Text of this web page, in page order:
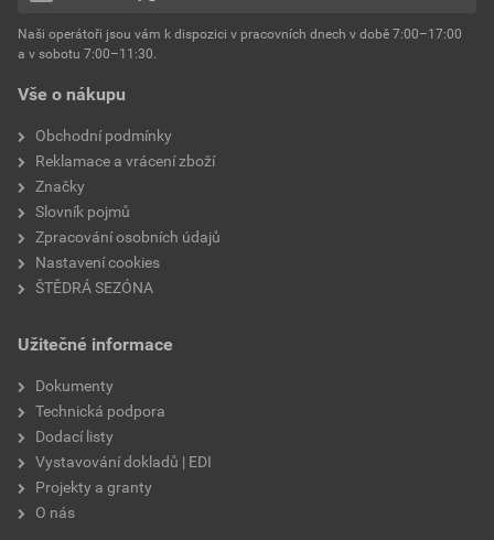
Environmentální prohlášení výrobku
Stáhnout
Velikost
hmotnost 25 kg
typ výrobku
faktor difuzního odporu
Vše o nákupu
Obchodní podmínky
Reklamace a vrácení zboží
Značky
Slovník pojmů
Zpracování osobních údajů
Nastavení cookies
ŠTĚDRÁ SEZÓNA
Užitečné informace
Dokumenty
Technická podpora
Dodací listy
Vystavování dokladů | EDI
Projekty a granty
O nás
Naši operátoři jsou vám k dispozici v pracovních dnech v době 7:00–17:00
a v sobotu 7:00–11:30.